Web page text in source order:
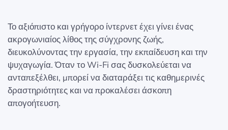
Το αξιόπιστο και γρήγορο ίντερνετ έχει γίνει ένας
ακρογωνιαίος λίθος της σύγχρονης ζωής,
διευκολύνοντας την εργασία, την εκπαίδευση και την
ψυχαγωγία. Όταν το Wi-Fi σας δυσκολεύεται να
ανταπεξέλθει, μπορεί να διαταράξει τις καθημερινές
δραστηριότητες και να προκαλέσει άσκοπη
απογοήτευση.